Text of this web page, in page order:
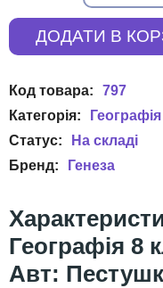
797
Географія
Генеза
Географія 8
Авт: